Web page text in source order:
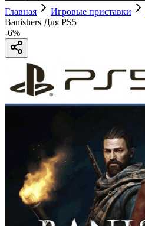
Главная Игровые приставки
Banishers Для PS5
-6%